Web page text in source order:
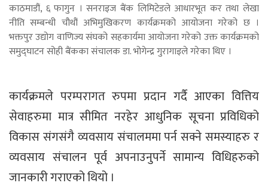
काठमाडौं, ६ फागुन । सनराइज बैंक लिमिटेडले आधारभूत कर तथा लेखा
नीति सम्बन्धी चौथौं अभिमुखिकरण कार्यक्रमको आयोजना गरेको छ ।
भक्तपुर उद्योग वाणिज्य संघको सहकार्यमा आयोजना गरेको उक्त कार्यक्रमको
समुद्घाटन सोही बैंकका संचालक डा. भोगेन्द्र गुरागाइले गरेका थिए ।
कार्यक्रमले परम्परागत रुपमा प्रदान गर्दै आएका वित्तिय
सेवाहरुमा मात्र सीमित नरहेर आधुनिक सूचना प्रविधिको
विकास संगसंगै व्यवसाय संचालममा पर्न सक्ने समस्याहरु र
व्यवसाय संचालन पूर्व अपनाउनुपर्ने सामान्य विधिहरुको
जानकारी गराएको थियो ।